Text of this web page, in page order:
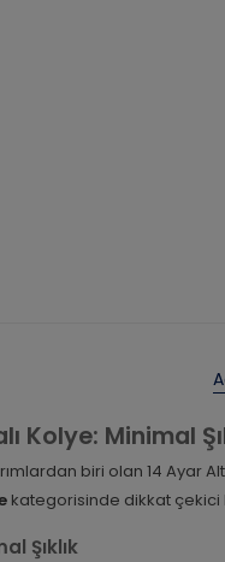
Kolye: Minimal
biri olan 14 Ayar
kategorisinde dikkat çekici
Şıklık